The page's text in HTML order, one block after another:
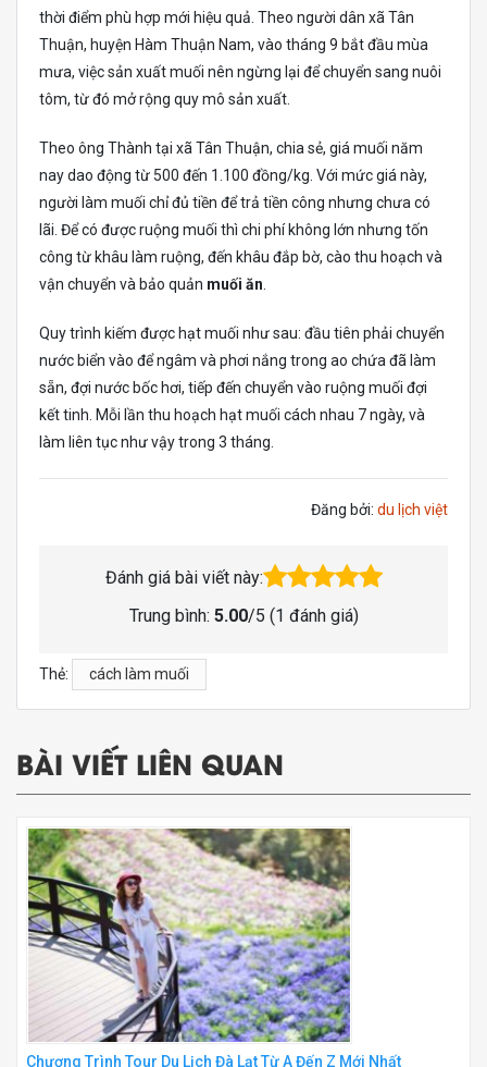
thời điểm phù hợp mới hiệu quả. Theo người dân xã Tân
Thuận, huyện Hàm Thuận Nam, vào tháng 9 bắt đầu mùa
mưa, việc sản xuất muối nên ngừng lại để chuyển sang nuôi
tôm, từ đó mở rộng quy mô sản xuất.
Theo ông Thành tại xã Tân Thuận, chia sẻ, giá muối năm
nay dao động từ 500 đến 1.100 đồng/kg. Với mức giá này,
người làm muối chỉ đủ tiền để trả tiền công nhưng chưa có
lãi. Để có được ruộng muối thì chi phí không lớn nhưng tốn
công từ khâu làm ruộng, đến khâu đắp bờ, cào thu hoạch và
vận chuyển và bảo quản muối ăn
Quy trình kiếm được hạt muối như sau: đầu tiên phải chuyển
nước biển vào để ngâm và phơi nắng trong ao chứa đã làm
sẵn, đợi nước bốc hơi, tiếp đến chuyển vào ruộng muối đợi
kết tinh. Mỗi lần thu hoạch hạt muối cách nhau 7 ngày, và
làm liên tục như vậy trong 3 tháng.
Đăng bởi: du lịch việt
Đánh giá bài viết này:
Trung bình: 5.00/5 (1 đánh giá)
Thẻ: cách làm muối
BÀI VIẾT LIÊN QUAN
Chương Trình Tour Du Lịch Đà Lạt Từ A Đến Z Mới Nhất